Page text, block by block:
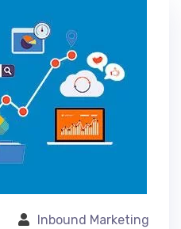
Inbound Marketing